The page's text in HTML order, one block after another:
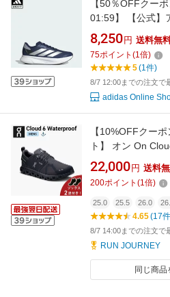
【50％OFFクー
01:59】 【公式】
ンニング アディ
/ Adizero Duramo
ス メンズ シュー
8,250 円 送料無
75ポイント (1倍)
5(1件)
8/7 12:00までの注文で
adidas Online
【10%OFFクー
ト】 オン On
ォータープルーフ
ズ 男性【
22,000 円 送料
200ポイント (1倍)
25.0 25.5 26.0
4.65(17
8/7 14:00までの注文で
RUN JOURNEY
同じ商品